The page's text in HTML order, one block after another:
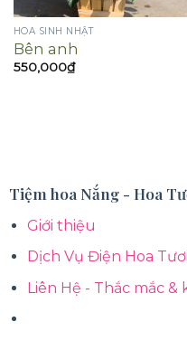
HOA SINH NHẬT
Bên anh
550,000₫
Tiệm hoa Nắng - Hoa
Giới thiệu
Dịch Vụ Điện Hoa
Liên Hệ - Thắc mắc &